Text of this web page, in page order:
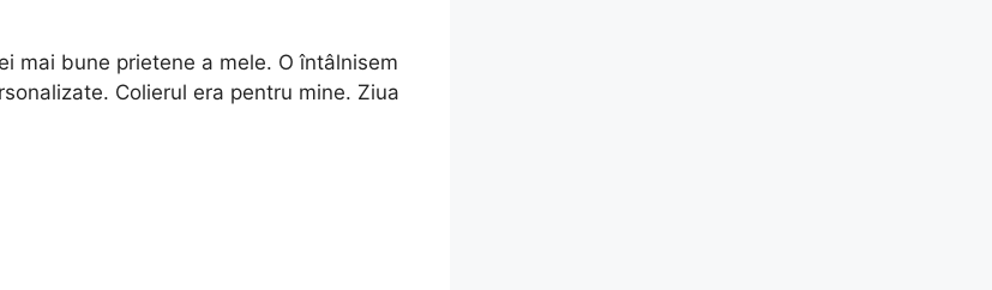
mai bune prietene a mele. O întâlnisem
Colierul era pentru mine. Ziua